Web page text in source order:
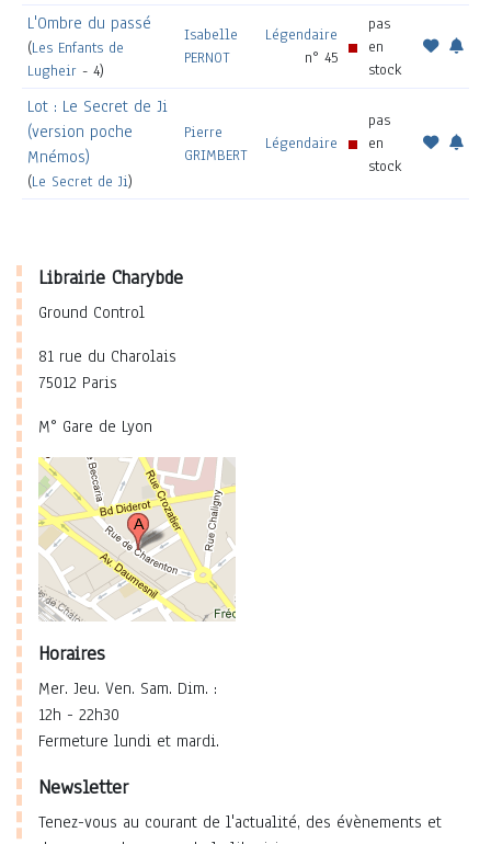
L'Ombre du passé
(Les Enfants de
Lugheir - 4)
Isabelle
PERNOT
Légendaire
n° 45
pas
en
stock
Lot : Le Secret de Ji
(version poche
Mnémos)
(Le Secret de Ji)
Pierre
GRIMBERT
Légendaire
pas
en
stock
Librairie Charybde
Ground Control
81 rue du Charolais
75012 Paris
M° Gare de Lyon
Horaires
Mer. Jeu. Ven. Sam. Dim. :
12h - 22h30
Fermeture lundi et mardi.
Newsletter
Tenez-vous au courant de l'actualité, des évènements et